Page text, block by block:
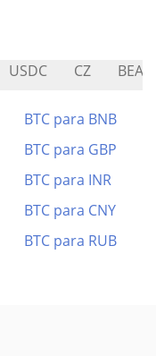
USDC CZ
BTC para BNB
BTC para GBP
BTC para INR
BTC para CNY
BTC para RUB